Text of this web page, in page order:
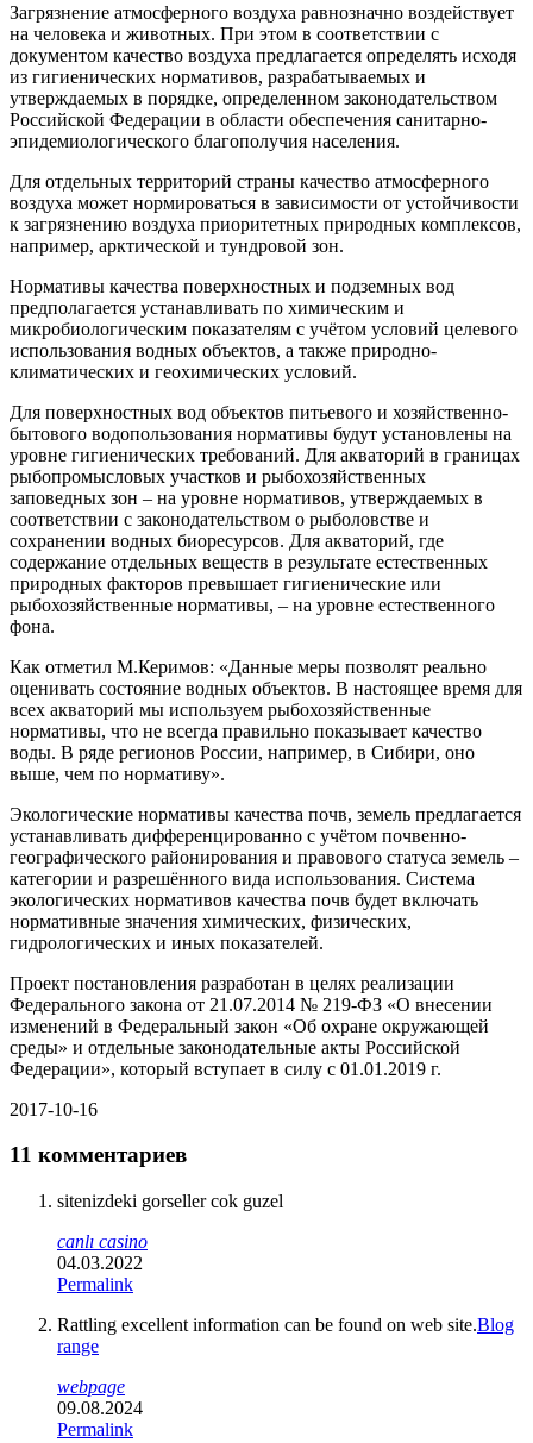
Загрязнение атмосферного воздуха равнозначно воздействует
на человека и животных. При этом в соответствии с
документом качество воздуха предлагается определять исходя
из гигиенических нормативов, разрабатываемых и
утверждаемых в порядке, определенном законодательством
Российской Федерации в области обеспечения санитарно-
эпидемиологического благополучия населения.
Для отдельных территорий страны качество атмосферного
воздуха может нормироваться в зависимости от устойчивости
к загрязнению воздуха приоритетных природных комплексов,
например, арктической и тундровой зон.
Нормативы качества поверхностных и подземных вод
предполагается устанавливать по химическим и
микробиологическим показателям с учётом условий целевого
использования водных объектов, а также природно-
климатических и геохимических условий.
Для поверхностных вод объектов питьевого и хозяйственно-
бытового водопользования нормативы будут установлены на
уровне гигиенических требований. Для акваторий в границах
рыбопромысловых участков и рыбохозяйственных
заповедных зон – на уровне нормативов, утверждаемых в
соответствии с законодательством о рыболовстве и
сохранении водных биоресурсов. Для акваторий, где
содержание отдельных веществ в результате естественных
природных факторов превышает гигиенические или
рыбохозяйственные нормативы, – на уровне естественного
фона.
Как отметил М.Керимов: «Данные меры позволят реально
оценивать состояние водных объектов. В настоящее время для
всех акваторий мы используем рыбохозяйственные
нормативы, что не всегда правильно показывает качество
воды. В ряде регионов России, например, в Сибири, оно
выше, чем по нормативу».
Экологические нормативы качества почв, земель предлагается
устанавливать дифференцированно с учётом почвенно-
географического районирования и правового статуса земель –
категории и разрешённого вида использования. Система
экологических нормативов качества почв будет включать
нормативные значения химических, физических,
гидрологических и иных показателей.
Проект постановления разработан в целях реализации
Федерального закона от 21.07.2014 № 219-ФЗ «О внесении
изменений в Федеральный закон «Об охране окружающей
среды» и отдельные законодательные акты Российской
Федерации», который вступает в силу с 01.01.2019 г.
2017-10-16
11 комментариев
sitenizdeki gorseller cok guzel
canlı casino
04.03.2022
Permalink
Rattling excellent information can be found on web site.Blog
range
webpage
09.08.2024
Permalink